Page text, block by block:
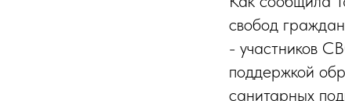
свобод
- участников
поддержкой
санитарных